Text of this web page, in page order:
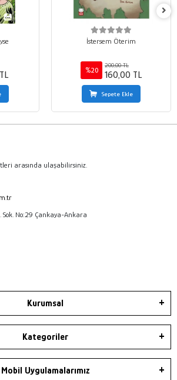
İstersem Öterim
%20
200,00 TL
160,00 TL
Sepete Ekle
arasında ulaşabilirsiniz.
No:29 Çankaya-Ankara
Kurumsal
Kategoriler
Mobil Uygulamalarımız